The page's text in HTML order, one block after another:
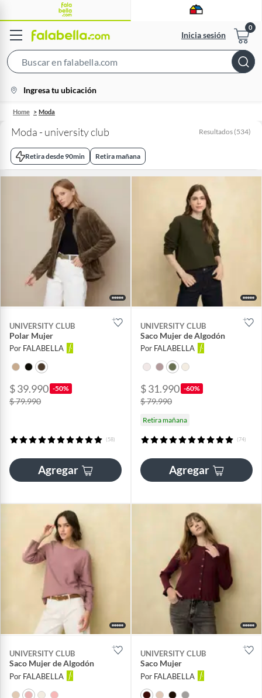
Inicia sesión
Bar
location-
icon
Ingresa tu ubicación
Home Moda
Moda - university club Resultados (534)
Retira desde 90min Retira mañana
UNIVERSITY CLUB
Polar Mujer
Por FALABELLA
$ 39.990 -50%
$ 79.990
(58)
Agregar
UNIVERSITY CLUB
Saco Mujer de Algodón
Por FALABELLA
$ 31.990 -60%
$ 79.990
Retira mañana
(74)
Agregar
UNIVERSITY CLUB
Saco Mujer de Algodón
Por FALABELLA
UNIVERSITY CLUB
Saco Mujer
Por FALABELLA